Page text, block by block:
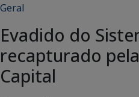
Geral
Evadido do
recapturado
Capital